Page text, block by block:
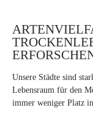
Unsere Städte sind
Lebensraum für den
immer weniger Platz